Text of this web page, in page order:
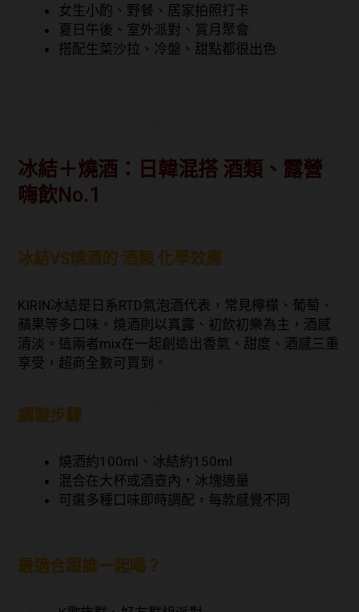
女生小酌、野餐、居家拍照打卡
夏日午後、室外派對、賞月聚會
搭配生菜沙拉、冷盤、甜點都很出色
冰結＋燒酒：日韓混搭 酒類、露營
嗨飲No.1
冰結VS燒酒的 酒類 化學效應
KIRIN冰結是日系RTD氣泡酒代表，常見檸檬、葡萄、
蘋果等多口味。燒酒則以真露、初飲初樂為主，酒感
清淡。這兩者mix在一起創造出香氣、甜度、酒感三重
享受，超商全數可買到。
調製步驟
燒酒約100ml、冰結約150ml
混合在大杯或酒壺內，冰塊適量
可選多種口味即時調配，每款感覺不同
最適合跟誰一起喝？